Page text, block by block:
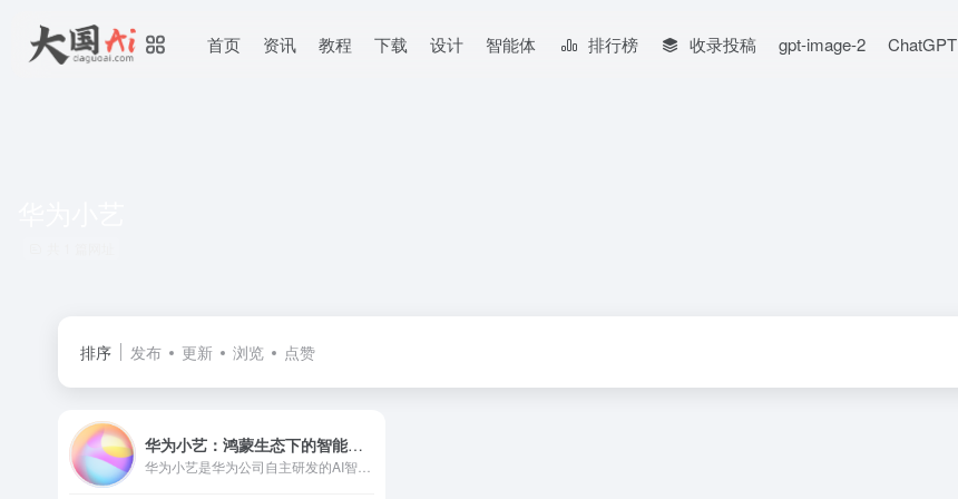
首页 资讯 教程 下载 设计 智能体 排行榜 收录投稿 gpt-image-2 ChatGPT
排序 发布 更新 浏览 点赞
华为小艺：鸿蒙生态下的智能交互革命